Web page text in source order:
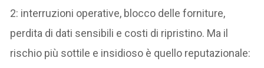
2: interruzioni operative, blocco delle forniture,
perdita di dati sensibili e costi di ripristino. Ma il
rischio più sottile e insidioso è quello reputazionale: